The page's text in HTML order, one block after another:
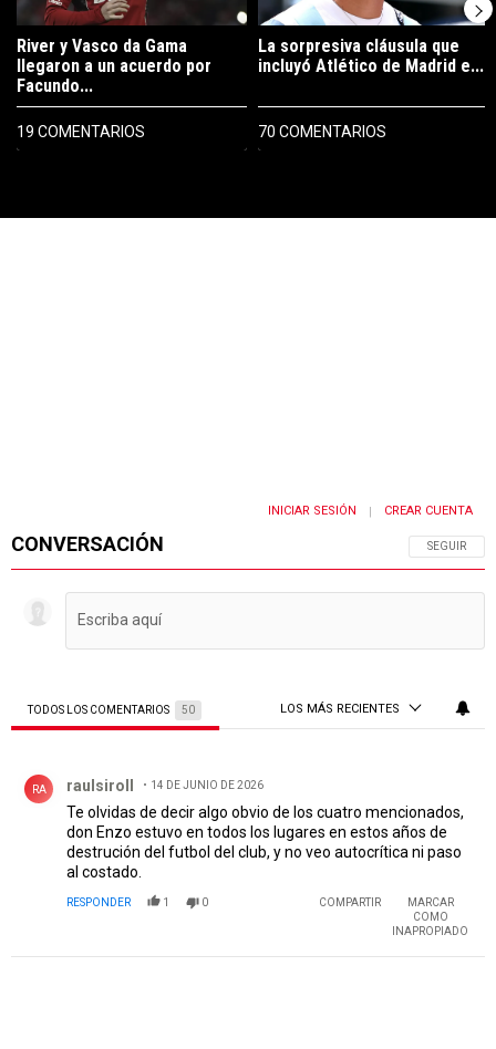
River y Vasco da Gama
llegaron a un acuerdo por
Facundo...
19 COMENTARIOS
La sorpresiva cláusula que
incluyó Atlético de Madrid e...
70 COMENTARIOS
CONVERSACIÓN SIGA ESTA
SEGUIR
INICIAR SESIÓN CREAR CUENTA
TODOS LOS COMENTARIOS 50 LOS MÁS RECIENTES
RA raulsiroll 14 DE JUNIO DE 2026
Te olvidas de decir algo obvio de los cuatro mencionados,
don Enzo estuvo en todos los lugares en estos años de
destrución del futbol del club, y no veo autocrítica ni paso
al costado.
RESPONDER 1 0 COMPARTIR
MARCAR
COMO
INAPROPIADO